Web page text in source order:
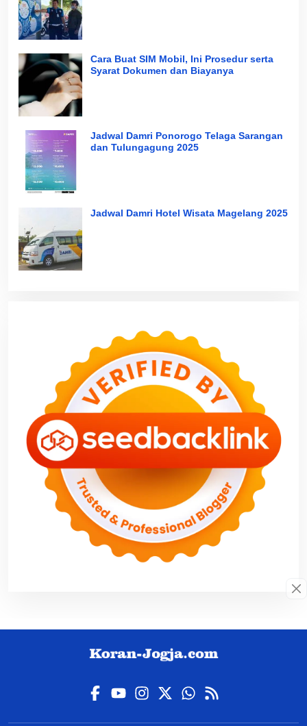
Cara Buat SIM Mobil, Ini Prosedur serta
Syarat Dokumen dan Biayanya
Jadwal Damri Ponorogo Telaga Sarangan
dan Tulungagung 2025
Jadwal Damri Hotel Wisata Magelang 2025